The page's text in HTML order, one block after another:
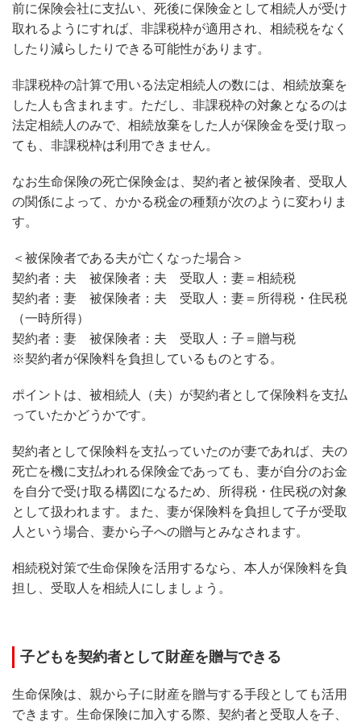
前に保険会社に支払い、死後に保険金として相続人が受け
取れるようにすれば、非課税枠が適用され、相続税をなく
したり減らしたりできる可能性があります。
非課税枠の計算で用いる法定相続人の数には、相続放棄を
した人も含まれます。ただし、非課税枠の対象となるのは
法定相続人のみで、相続放棄をした人が保険金を受け取っ
ても、非課税枠は利用できません。
なお生命保険の死亡保険金は、契約者と被保険者、受取人
の関係によって、かかる税金の種類が次のように変わりま
す。
＜被保険者である夫が亡くなった場合＞
契約者：夫 被保険者：夫 受取人：妻＝相続税
契約者：妻 被保険者：夫 受取人：妻＝所得税・住民税
（一時所得）
契約者：妻 被保険者：夫 受取人：子＝贈与税
※契約者が保険料を負担しているものとする。
ポイントは、被相続人（夫）が契約者として保険料を支払
っていたかどうかです。
契約者として保険料を支払っていたのが妻であれば、夫の
死亡を機に支払われる保険金であっても、妻が自分のお金
を自分で受け取る構図になるため、所得税・住民税の対象
として扱われます。また、妻が保険料を負担して子が受取
人という場合、妻から子への贈与とみなされます。
相続税対策で生命保険を活用するなら、本人が保険料を負
担し、受取人を相続人にしましょう。
子どもを契約者として財産を贈与できる
生命保険は、親から子に財産を贈与する手段としても活用
できます。生命保険に加入する際、契約者と受取人を子、